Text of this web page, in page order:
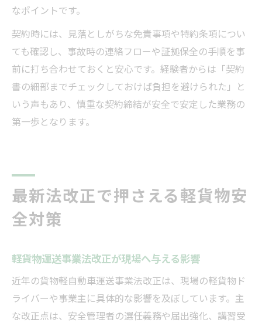
なポイントです。
契約時には、見落としがちな免責事項や特約条項につい
ても確認し、事故時の連絡フローや証拠保全の手順を事
前に打ち合わせておくと安心です。経験者からは「契約
書の細部までチェックしておけば負担を避けられた」と
いう声もあり、慎重な契約締結が安全で安定した業務の
第一歩となります。
最新法改正で押さえる軽貨物安
全対策
軽貨物運送事業法改正が現場へ与える影響
近年の貨物軽自動車運送事業法改正は、現場の軽貨物ド
ライバーや事業主に具体的な影響を及ぼしています。主
な改正点は、安全管理者の選任義務や届出強化、講習受